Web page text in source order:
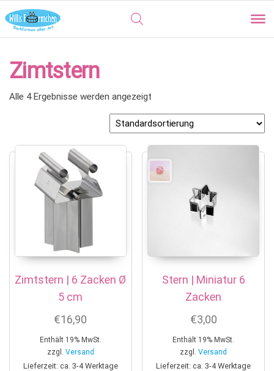
Zimtstern
Alle 4 Ergebnisse werden angezeigt
Zimtstern | 6 Zacken Ø
5 cm
€16,90
Enthält 19% MwSt.
zzgl. Versand
Lieferzeit: ca. 3-4 Werktage
Stern | Miniatur 6
Zacken
€3,00
Enthält 19% MwSt.
zzgl.Versand
Lieferzeit: ca. 3-4 Werktage